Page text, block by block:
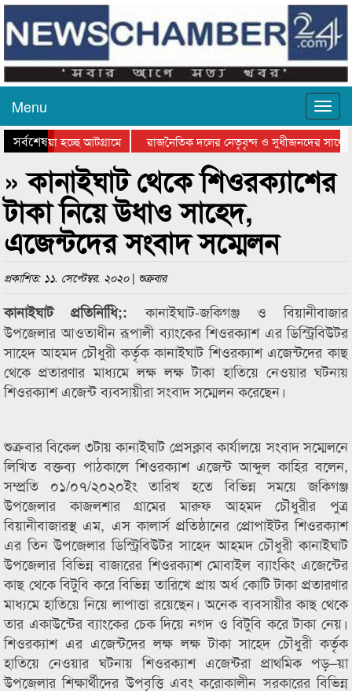
Menu
সর্বশেষ
যাওয়া হচ্ছে আটগ্রামে
রাজনৈতিক দলের নেতৃবৃন্দ ও সুধীজনদের সাথে
পুরস্কার বিতরণ সম্পন্ন
সিলেটে বাংলাদেশ গ্রুপ থিয়েটার
» কানাইঘাট থেকে শিওরক্যাশের
টাকা নিয়ে উধাও সাহেদ,
এজেন্টদের সংবাদ সম্মেলন
প্রকাশিত: ১১. সেপ্টেম্বর. ২০২০ | শুক্রবার
কানাইঘাট প্রতিনিধিি;:কানাইঘাট-জকিগঞ্জ ও বিয়ানীবাজার
উপজেলার আওতাধীন রূপালী ব্যাংকের শিওরক্যাশ এর ডিস্ট্রিবিউটর
সাহেদ আহমদ চৌধুরী কর্তৃক কানাইঘাট শিওরক্যাশ এজেন্টদের কাছ
থেকে প্রতারণার মাধ্যমে লক্ষ লক্ষ টাকা হাতিয়ে নেওয়ার ঘটনায়
শিওরক্যাশ এজেন্ট ব্যবসায়ীরা সংবাদ সম্মেলন করেছেন।
শুক্রবার বিকেল ৩টায় কানাইঘাট প্রেসক্লাব কার্যালয়ে সংবাদ সম্মেলনে
লিখিত বক্তব্য পাঠকালে শিওরক্যাশ এজেন্ট আব্দুল কাহির বলেন,
সম্প্রতি ০১/০৭/২০২০ইং তারিখ হতে বিভিন্ন সময়ে জকিগঞ্জ
উপজেলার কাজলশার গ্রামের মারুফ আহমদ চৌধুরীর পুত্র
বিয়ানীবাজারস্থ এম, এস কালার্স প্রতিষ্ঠানের প্রোপাইটর শিওরক্যাশ
এর তিন উপজেলার ডিস্ট্রিবিউটর সাহেদ আহমদ চৌধুরী কানাইঘাট
উপজেলার বিভিন্ন বাজারের শিওরক্যাশ মোবাইল ব্যাংকিং এজেন্টের
কাছ থেকে বিটুবি করে বিভিন্ন তারিখে প্রায় অর্ধ কোটি টাকা প্রতারণার
মাধ্যমে হাতিয়ে নিয়ে লাপাত্তা রয়েছেন। অনেক ব্যবসায়ীর কাছ থেকে
তার একাউন্টের ব্যাংকের চেক দিয়ে নগদ ও বিটুবি করে টাকা নেয়।
শিওরক্যাশ এর এজেন্টদের লক্ষ লক্ষ টাকা সাহেদ চৌধুরী কর্তৃক
হাতিয়ে নেওয়ার ঘটনায় শিওরক্যাশ এজেন্টরা প্রাথমিক পড়–য়া
উপজেলার শিক্ষার্থীদের উপবৃত্তি এবং করোকালীন সরকারের বিভিন্ন